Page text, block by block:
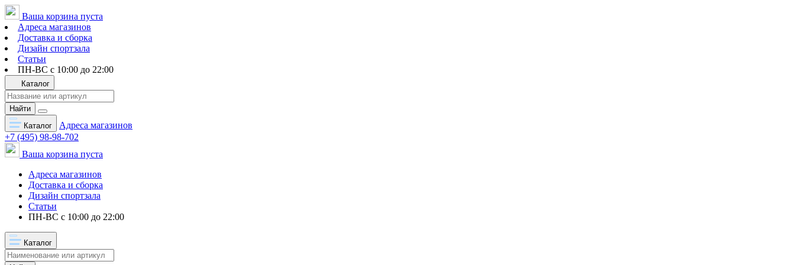
Ваша корзина пуста
Адреса магазинов
Доставка и сборка
Дизайн спортзала
Статьи
ПН-ВС с 10:00 до 22:00
Каталог
Найти
Каталог
Адреса магазинов
+7 (495) 98-98-702
Ваша корзина пуста
Адреса магазинов
Доставка и сборка
Дизайн спортзала
Статьи
ПН-ВС с 10:00 до 22:00
Каталог